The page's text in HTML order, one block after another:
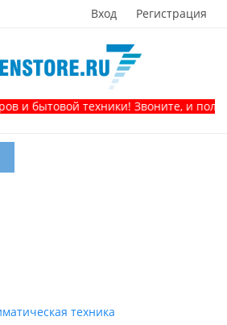
Вход Регистрация
техники! Звоните, и получите
техника